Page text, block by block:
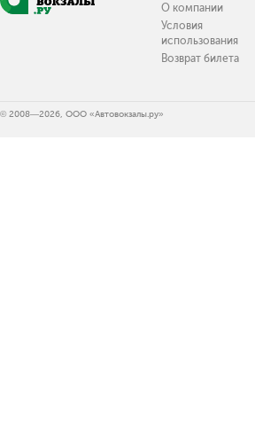
О компании
Условия
использования
Возврат билета
© 2008—2026, ООО «Автовокзалы.ру»